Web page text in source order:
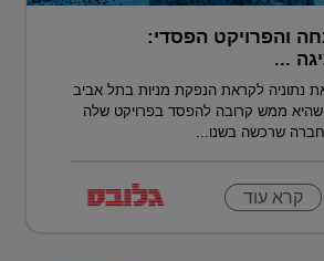
והפרויקט הפסדי:
...
נתוניה לקראת הנפקת מניות בתל אביב
שהיא ממש קרובה להפסד בפרויקט שלה
חברה שרכשה בשנו...
קרא עוד